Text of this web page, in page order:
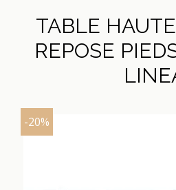
TABLE
REPOSE
-20%